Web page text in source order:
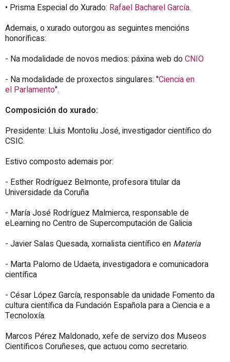
• Prisma Especial do Xurado: Rafael Bacharel García.
Ademais, o xurado outorgou as seguintes mencións
honoríficas:
- Na modalidade de novos medios: páxina web doCNIO
- Na modalidade de proxectos singulares: "Ciencia en
el Parlamento".
Composición do xurado:
Presidente: Lluis Montoliu José, investigador científico do
CSIC.
Estivo composto ademais por:
- Esther Rodríguez Belmonte, profesora titular da
Universidade da Coruña
- María José Rodríguez Malmierca, responsable de
eLearning no Centro de Supercomputación de Galicia
- Javier Salas Quesada, xornalista científico en Materia
- Marta Palomo de Udaeta, investigadora e comunicadora
científica
- César López García, responsable da unidade Fomento da
cultura científica da Fundación Española para a Ciencia e a
Tecnoloxía.
Marcos Pérez Maldonado, xefe de servizo dos Museos
Científicos Coruñeses, que actuou como secretario.